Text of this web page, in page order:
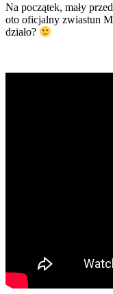
Na początek, mały
oto oficjalny zwiastun
działo?